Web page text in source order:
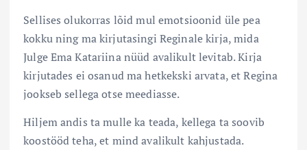
Sellises olukorras lõid mul emotsioonid üle pea
kokku ning ma kirjutasingi Reginale kirja, mida
Julge Ema Katariina nüüd avalikult levitab. Kirja
kirjutades ei osanud ma hetkekski arvata, et Regina
jookseb sellega otse meediasse.
Hiljem andis ta mulle ka teada, kellega ta soovib
koostööd teha, et mind avalikult kahjustada.